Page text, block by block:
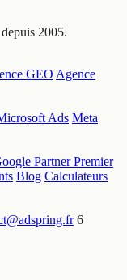
2005.
GEO Agence
Ads Meta
Partner Premier
Blog Calculateurs
6